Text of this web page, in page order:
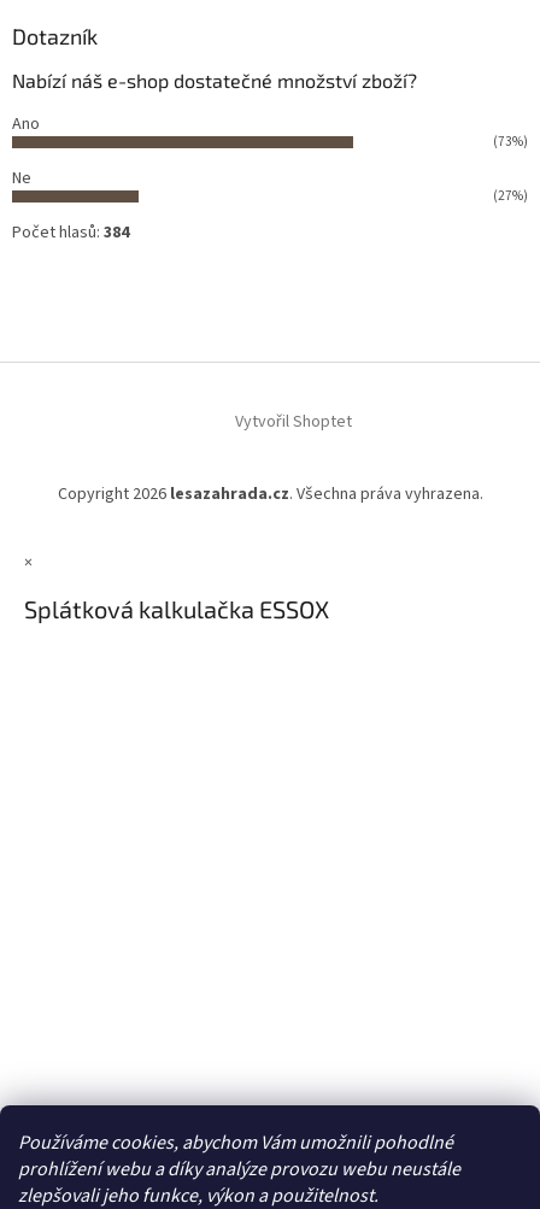
Používáme cookies, abychom Vám umožnili pohodlné
prohlížení webu a díky analýze provozu webu neustále
zlepšovali jeho funkce, výkon a použitelnost.
Dotazník
Nabízí náš e-shop dostatečné množství zboží?
Ano
(73%)
Ne
(27%)
Počet hlasů: 384
Vytvořil Shoptet
Copyright 2026 lesazahrada.cz. Všechna práva vyhrazena.
×
Splátková kalkulačka ESSOX